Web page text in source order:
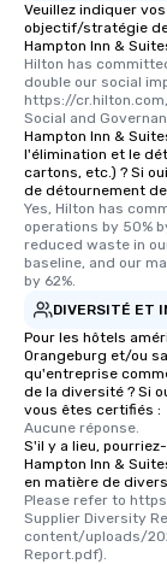
Veuillez indiquer
objectif/stratégie
Hampton Inn &
Hilton has
double our social
https://
Social and
Hampton Inn &
l'élimination et le
cartons, etc.) ? Si
de détournement
Yes, Hilton has
operations by 50%
reduced waste in
baseline, and our
by 62%.
DIVERSITÉ ET
Pour les hôtels
Orangeburg et/ou
qu'entreprise
de la diversité ? Si
vous êtes certifiés :
Aucune réponse.
S'il y a lieu,
Hampton Inn &
en matière de
Please refer to
Supplier Diversity
content/uploads/
Report.pdf).